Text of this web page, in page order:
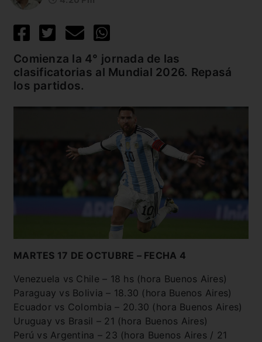
Comienza la 4° jornada de las
clasificatorias al Mundial 2026. Repasá
los partidos.
MARTES 17 DE OCTUBRE – FECHA 4
Venezuela vs Chile – 18 hs (hora Buenos Aires)
Paraguay vs Bolivia – 18.30 (hora Buenos Aires)
Ecuador vs Colombia – 20.30 (hora Buenos Aires)
Uruguay vs Brasil – 21 (hora Buenos Aires)
Perú vs Argentina – 23 (hora Buenos Aires / 21